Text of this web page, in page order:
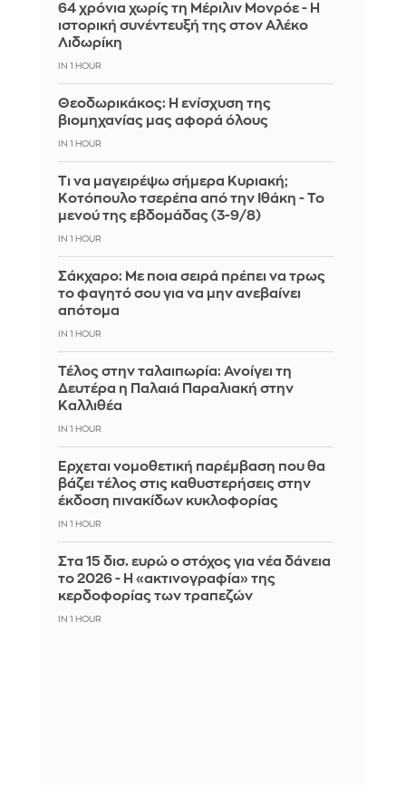
64 χρόνια χωρίς τη Μέριλιν Μονρόε - Η
ιστορική συνέντευξή της στον Αλέκο
Λιδωρίκη
IN 1 HOUR
Θεοδωρικάκος: Η ενίσχυση της
βιομηχανίας μας αφορά όλους
IN 1 HOUR
Τι να μαγειρέψω σήμερα Κυριακή;
Κοτόπουλο τσερέπα από την Ιθάκη - Το
μενού της εβδομάδας (3-9/8)
IN 1 HOUR
Σάκχαρο: Με ποια σειρά πρέπει να τρως
το φαγητό σου για να μην ανεβαίνει
απότομα
IN 1 HOUR
Τέλος στην ταλαιπωρία: Ανοίγει τη
Δευτέρα η Παλαιά Παραλιακή στην
Καλλιθέα
IN 1 HOUR
Έρχεται νομοθετική παρέμβαση που θα
βάζει τέλος στις καθυστερήσεις στην
έκδοση πινακίδων κυκλοφορίας
IN 1 HOUR
Στα 15 δισ. ευρώ ο στόχος για νέα δάνεια
το 2026 - Η «ακτινογραφία» της
κερδοφορίας των τραπεζών
IN 1 HOUR